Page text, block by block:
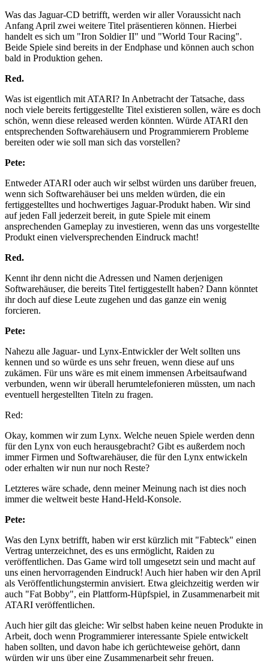
Was das Jaguar-CD betrifft, werden wir aller Voraussicht nach
Anfang April zwei weitere Titel präsentieren können. Hierbei
handelt es sich um "Iron Soldier II" und "World Tour Racing".
Beide Spiele sind bereits in der Endphase und können auch schon
bald in Produktion gehen.
Red.
Was ist eigentlich mit ATARI? In Anbetracht der Tatsache, dass
noch viele bereits fertiggestellte Titel existieren sollen, wäre es doch
schön, wenn diese released werden könnten. Würde ATARI den
entsprechenden Softwarehäusern und Programmierern Probleme
bereiten oder wie soll man sich das vorstellen?
Pete:
Entweder ATARI oder auch wir selbst würden uns darüber freuen,
wenn sich Softwarehäuser bei uns melden würden, die ein
fertiggestelltes und hochwertiges Jaguar-Produkt haben. Wir sind
auf jeden Fall jederzeit bereit, in gute Spiele mit einem
ansprechenden Gameplay zu investieren, wenn das uns vorgestellte
Produkt einen vielversprechenden Eindruck macht!
Red.
Kennt ihr denn nicht die Adressen und Namen derjenigen
Softwarehäuser, die bereits Titel fertiggestellt haben? Dann könntet
ihr doch auf diese Leute zugehen und das ganze ein wenig
forcieren.
Pete:
Nahezu alle Jaguar- und Lynx-Entwickler der Welt sollten uns
kennen und so würde es uns sehr freuen, wenn diese auf uns
zukämen. Für uns wäre es mit einem immensen Arbeitsaufwand
verbunden, wenn wir überall herumtelefonieren müssten, um nach
eventuell hergestellten Titeln zu fragen.
Red:
Okay, kommen wir zum Lynx. Welche neuen Spiele werden denn
für den Lynx von euch herausgebracht? Gibt es außerdem noch
immer Firmen und Softwarehäuser, die für den Lynx entwickeln
oder erhalten wir nun nur noch Reste?
Letzteres wäre schade, denn meiner Meinung nach ist dies noch
immer die weltweit beste Hand-Held-Konsole.
Pete:
Was den Lynx betrifft, haben wir erst kürzlich mit "Fabteck" einen
Vertrag unterzeichnet, des es uns ermöglicht, Raiden zu
veröffentlichen. Das Game wird toll umgesetzt sein und macht auf
uns einen hervorragenden Eindruck! Auch hier haben wir den April
als Veröffentlichungstermin anvisiert. Etwa gleichzeitig werden wir
auch "Fat Bobby", ein Plattform-Hüpfspiel, in Zusammenarbeit mit
ATARI veröffentlichen.
Auch hier gilt das gleiche: Wir selbst haben keine neuen Produkte in
Arbeit, doch wenn Programmierer interessante Spiele entwickelt
haben sollten, und davon habe ich gerüchteweise gehört, dann
würden wir uns über eine Zusammenarbeit sehr freuen.